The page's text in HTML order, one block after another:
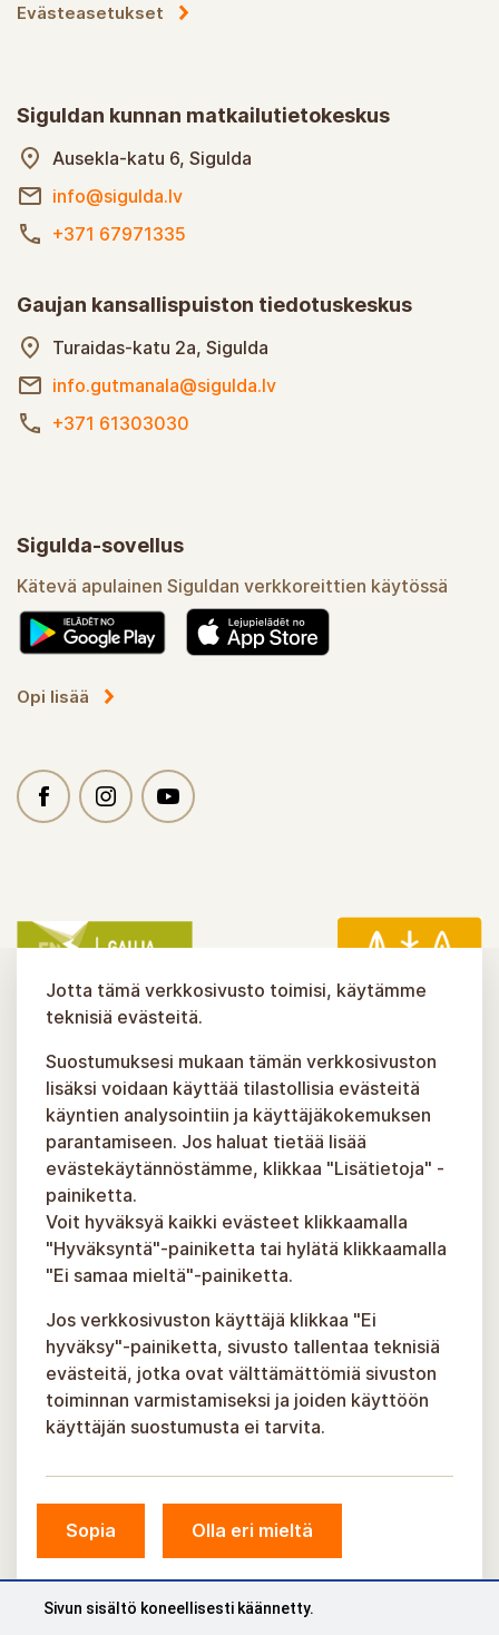
Evästeasetukset
Siguldan kunnan matkailutietokeskus
Ausekla-katu 6, Sigulda
info@sigulda.lv
+371 67971335
Gaujan kansallispuiston tiedotuskeskus
Turaidas-katu 2a, Sigulda
info.gutmanala@sigulda.lv
+371 61303030
Sigulda-sovellus
Kätevä apulainen Siguldan verkkoreittien käytössä
Opi lisää
Jotta tämä verkkosivusto toimisi, käytämme
teknisiä evästeitä.
Suostumuksesi mukaan tämän verkkosivuston
lisäksi voidaan käyttää tilastollisia evästeitä
käyntien analysointiin ja käyttäjäkokemuksen
parantamiseen. Jos haluat tietää lisää
evästekäytännöstämme, klikkaa "Lisätietoja" -
painiketta.
Voit hyväksyä kaikki evästeet klikkaamalla
"Hyväksyntä"-painiketta tai hylätä klikkaamalla
"Ei samaa mieltä"-painiketta.
Jos verkkosivuston käyttäjä klikkaa "Ei
hyväksy"-painiketta, sivusto tallentaa teknisiä
evästeitä, jotka ovat välttämättömiä sivuston
toiminnan varmistamiseksi ja joiden käyttöön
käyttäjän suostumusta ei tarvita.
Sopia Olla eri mieltä
Sivun sisältö koneellisesti käännetty.